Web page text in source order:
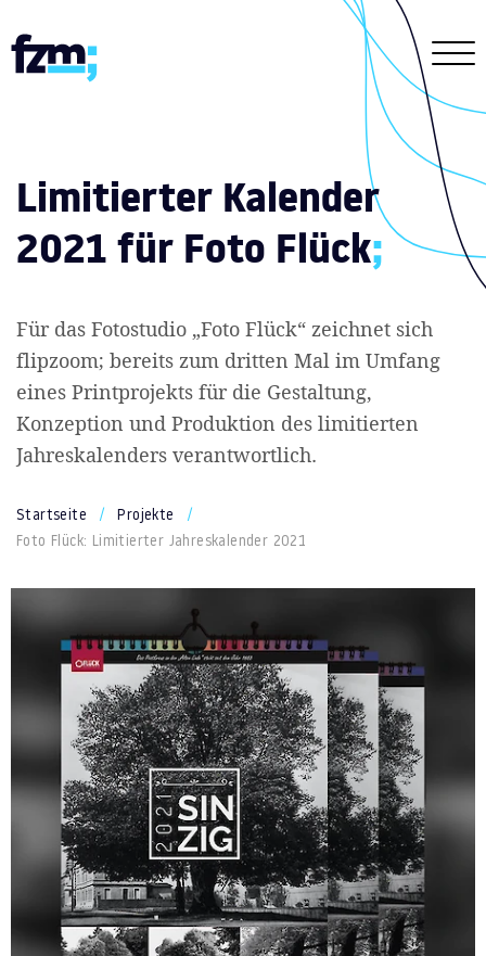
Limitierter Kalender
2021 für Foto Flück;
Für das Fotostudio „Foto Flück“ zeichnet sich
flipzoom; bereits zum dritten Mal im Umfang
eines Printprojekts für die Gestaltung,
Konzeption und Produktion des limitierten
Jahreskalenders verantwortlich.
Startseite
Projekte
Foto Flück: Limitierter Jahreskalender 2021